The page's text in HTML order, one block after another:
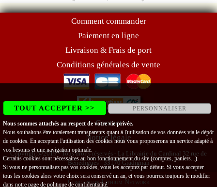
Comment commander
Paiement en ligne
Livraison & Frais de port
Conditions générales de vente
Contact
Notice légale
Copyright@2019 - Tous droits réservés - La Librairie du Cardinal 32 rue de
Bénédigues - 33170 Gradignan
Conception Lithium Network
TOUT ACCEPTER >> PERSONNALISER
Nous sommes attachés au respect de votre vie privée.
Nous souhaitons être totalement transparents quant à l'utilisation de vos données via le dépôt
de cookies. En acceptant l'utilisation des cookies nous vous proposerons un service adapté à
vos besoins et une navigation optimale.
Certains cookies sont nécessaires au bon fonctionnement du site (comptes, paniers...).
Si vous ne personnalisez pas vos cookies, vous les acceptez par défaut. Si vous accepter
tous les cookies alors votre choix sera conservé un an, et vous pourrez toujours le modifier
dans notre page de politique de confidentialité.